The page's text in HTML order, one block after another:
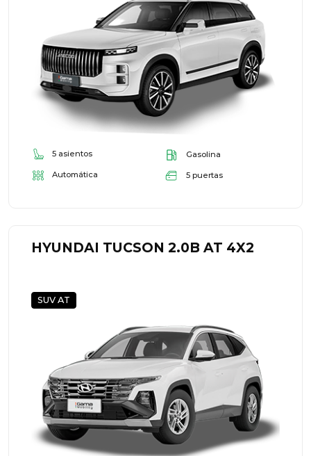
5 asientos Gasolina
Automática 5 puertas
HYUNDAI TUCSON 2.0B AT 4X2
SUV AT